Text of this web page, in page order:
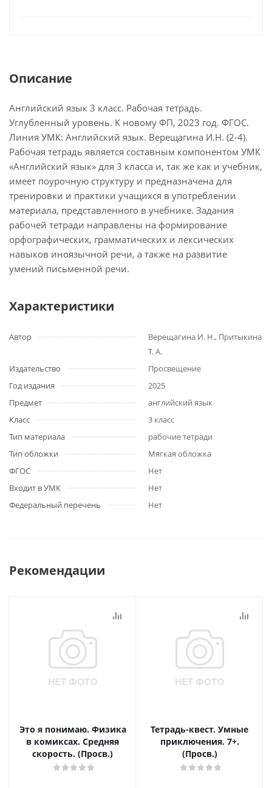
Описание
Английский язык 3 класс. Рабочая тетрадь.
Углубленный уровень. К новому ФП, 2023 год. ФГОС.
Линия УМК: Английский язык. Верещагина И.Н. (2-4).
Рабочая тетрадь является составным компонентом УМК
«Английский язык» для 3 класса и, так же как и учебник,
имеет поурочную структуру и предназначена для
тренировки и практики учащихся в употреблении
материала, представленного в учебнике. Задания
рабочей тетради направлены на формирование
орфографических, грамматических и лексических
навыков иноязычной речи, а также на развитие
умений письменной речи.
Характеристики
Автор
Верещагина И. Н., Притыкина
Т. А.
Издательство
Просвещение
Год издания
2025
Предмет
английский язык
Класс
3 класс
Тип материала
рабочие тетради
Тип обложки
Мягкая обложка
ФГОС
Нет
Входит в УМК
Нет
Федеральный перечень
Нет
Рекомендации
Это я понимаю. Физика
в комиксах. Средняя
скорость. (Просв.)
Тетрадь-квест. Умные
приключения. 7+.
(Просв.)